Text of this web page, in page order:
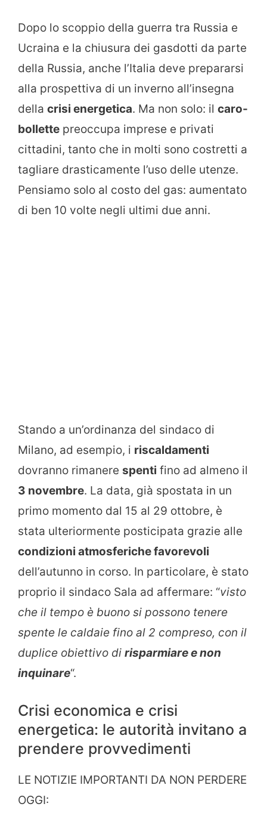
Dopo lo scoppio della guerra tra Russia e
Ucraina e la chiusura dei gasdotti da parte
della Russia, anche l’Italia deve prepararsi
alla prospettiva di un inverno all’insegna
della crisi energetica. Ma non solo: il caro-
bollette preoccupa imprese e privati
cittadini, tanto che in molti sono costretti a
tagliare drasticamente l’uso delle utenze.
Pensiamo solo al costo del gas: aumentato
di ben 10 volte negli ultimi due anni.
Stando a un’ordinanza del sindaco di
Milano, ad esempio, i riscaldamenti
dovranno rimanere spenti fino ad almeno il
3 novembre. La data, già spostata in un
primo momento dal 15 al 29 ottobre, è
stata ulteriormente posticipata grazie alle
condizioni atmosferiche favorevoli
dell’autunno in corso. In particolare, è stato
proprio il sindaco Sala ad affermare: “visto
che il tempo è buono si possono tenere
spente le caldaie fino al 2 compreso, con il
duplice obiettivo di risparmiare e non
inquinare“.
Crisi economica e crisi
energetica: le autorità invitano a
prendere provvedimenti
LE NOTIZIE IMPORTANTI DA NON PERDERE
OGGI: